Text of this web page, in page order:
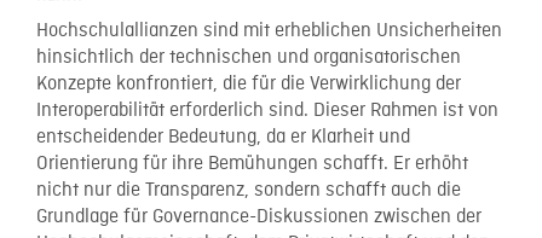
Hochschulallianzen sind mit erheblichen Unsicherheiten
hinsichtlich der technischen und organisatorischen
Konzepte konfrontiert, die für die Verwirklichung der
Interoperabilität erforderlich sind. Dieser Rahmen ist von
entscheidender Bedeutung, da er Klarheit und
Orientierung für ihre Bemühungen schafft. Er erhöht
nicht nur die Transparenz, sondern schafft auch die
Grundlage für Governance-Diskussionen zwischen der